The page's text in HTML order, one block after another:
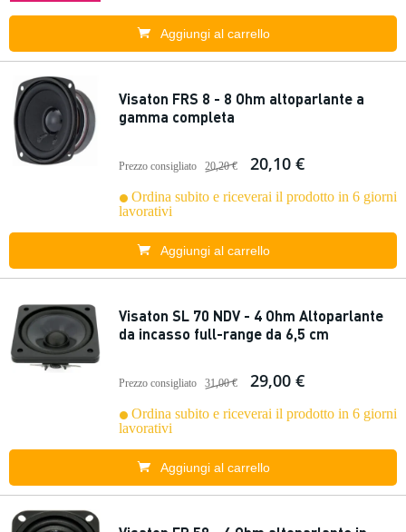
Aggiungi al carrello
Visaton FRS 8 - 8 Ohm altoparlante a
gamma completa
Prezzo consigliato 20,20 € 20,10 €
Ordina subito e riceverai il prodotto in 6 giorni
lavorativi
Aggiungi al carrello
Visaton SL 70 NDV - 4 Ohm Altoparlante
da incasso full-range da 6,5 cm
Prezzo consigliato 31,00 € 29,00 €
Ordina subito e riceverai il prodotto in 6 giorni
lavorativi
Aggiungi al carrello